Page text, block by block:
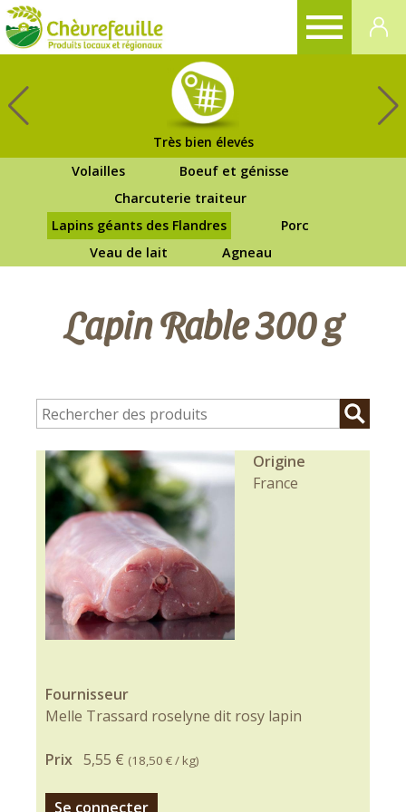
Très bien élevés
Volailles
Boeuf et génisse
Charcuterie traiteur
Lapins géants des Flandres
Porc
Veau de lait
Agneau
Lapin Rable 300 g
Origine
France
Fournisseur
Melle Trassard roselyne dit rosy lapin
Prix 5,55 € (18,50 €/ kg)
Se connecter